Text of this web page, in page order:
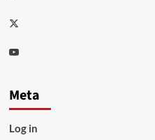
Twitter
Youtube
Meta
Log in